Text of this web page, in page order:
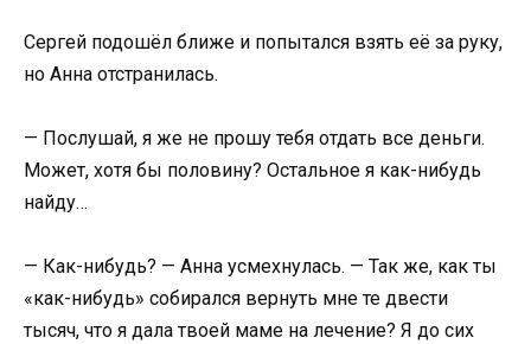
Сергей подошёл ближе и попытался взять её за руку,
но Анна отстранилась.
— Послушай, я же не прошу тебя отдать все деньги.
Может, хотя бы половину? Остальное я как-нибудь
найду…
— Как-нибудь? — Анна усмехнулась. — Так же, как ты
«как-нибудь» собирался вернуть мне те двести
тысяч, что я дала твоей маме на лечение? Я до сих